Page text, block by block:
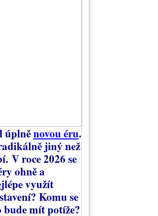
úplněnovou éru.
jiný než
V roce 2026 se
ohně a
využít
Komu se
mít potíže?